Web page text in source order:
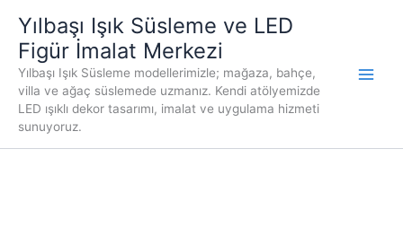
Yılbaşı Işık Süsleme ve LED
Figür İmalat Merkezi
Yılbaşı Işık Süsleme modellerimizle; mağaza, bahçe,
villa ve ağaç süslemede uzmanız. Kendi atölyemizde
LED ışıklı dekor tasarımı, imalat ve uygulama hizmeti
sunuyoruz.